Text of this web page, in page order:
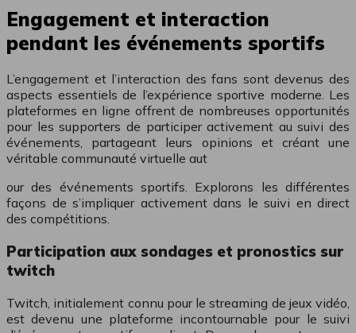
Engagement et interaction
pendant les événements sportifs
L’engagement et l’interaction des fans sont devenus des
aspects essentiels de l’expérience sportive moderne. Les
plateformes en ligne offrent de nombreuses opportunités
pour les supporters de participer activement au suivi des
événements, partageant leurs opinions et créant une
véritable communauté virtuelle aut
our des événements sportifs. Explorons les différentes
façons de s’impliquer activement dans le suivi en direct
des compétitions.
Participation aux sondages et pronostics sur
twitch
Twitch, initialement connu pour le streaming de jeux vidéo,
est devenu une plateforme incontournable pour le suivi